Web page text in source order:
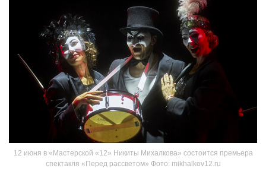
12 июня в «Мастерской «12» Никиты Михалкова» состоится премьера
спектакля «Перед рассветом» Фото: mikhalkov12.ru